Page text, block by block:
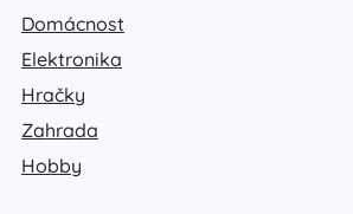
Domácnost
Elektronika
Hračky
Zahrada
Hobby